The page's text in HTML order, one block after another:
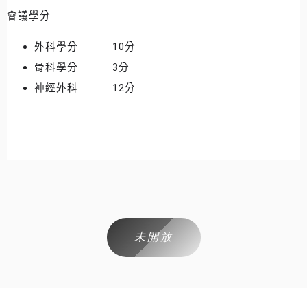
會議學分
外科學分 10分
骨科學分 3分
神經外科 12分